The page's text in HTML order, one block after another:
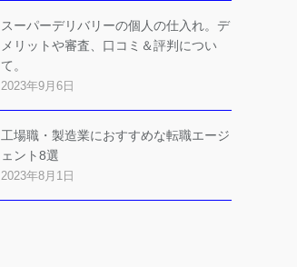
スーパーデリバリーの個人の仕入れ。デ
メリットや審査、口コミ＆評判につい
て。
2023年9月6日
工場職・製造業におすすめな転職エージ
ェント8選
2023年8月1日